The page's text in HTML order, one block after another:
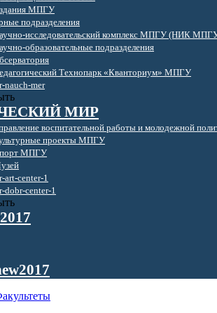
МПГУ
подразделения
исследовательский комплекс МПГУ (НИК
образовательные подразделения
Технопарк «Кванториум» МПГУ
МИР
воспитательной работы и молодежной
проекты МПГУ
МПГУ